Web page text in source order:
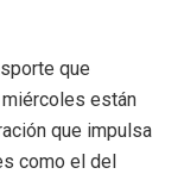
que
están
que impulsa
como el del